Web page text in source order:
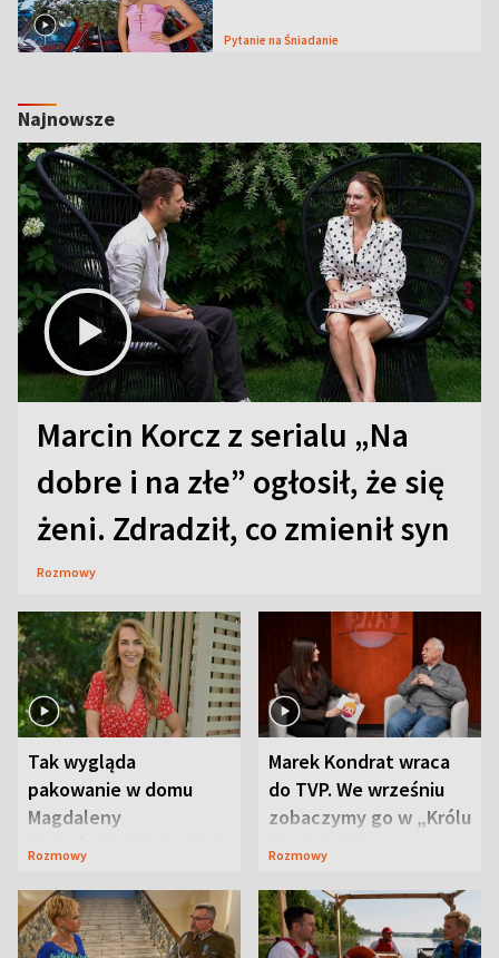
Pytanie na Śniadanie
Najnowsze
Marcin Korcz z serialu „Na
dobre i na złe” ogłosił, że się
żeni. Zdradził, co zmienił syn
Rozmowy
Tak wygląda
pakowanie w domu
Magdaleny
Waligórskiej-Lisieckiej.
Rozmowy
Marek Kondrat wraca
do TVP. We wrześniu
zobaczymy go w „Królu
Maciusiu I”
Rozmowy